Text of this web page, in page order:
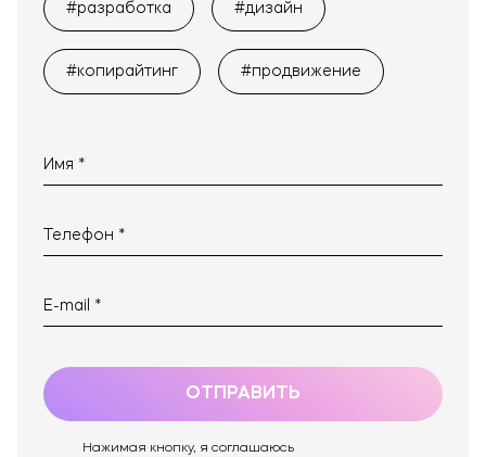
#разработка #дизайн
#копирайтинг #продвижение
ОТПРАВИТЬ
Нажимая кнопку, я соглашаюсь